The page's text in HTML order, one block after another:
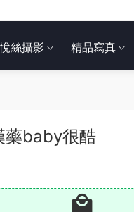
絲攝影 精品寫真
藥baby很酷